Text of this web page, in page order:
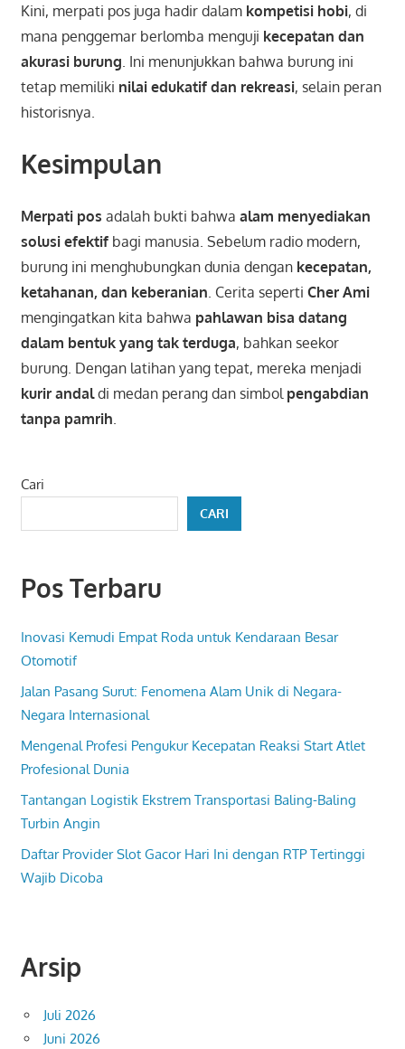
Kini, merpati pos juga hadir dalam kompetisi hobi, di
mana penggemar berlomba menguji kecepatan dan
akurasi burung . Ini menunjukkan bahwa burung ini
tetap memiliki nilai edukatif dan rekreasi, selain peran
historisnya.
Kesimpulan
Merpati pos adalah bukti bahwa alam menyediakan
solusi efektifbagi manusia. Sebelum radio modern,
burung ini menghubungkan dunia dengan kecepatan,
ketahanan, dan keberanian . Cerita seperti Cher Ami
mengingatkan kita bahwa pahlawan bisa datang
dalam bentuk yang tak terduga, bahkan seekor
burung. Dengan latihan yang tepat, mereka menjadi
kurir andaldi medan perang dan simbol pengabdian
tanpa pamrih
Cari
CARI
Pos Terbaru
Inovasi Kemudi Empat Roda untuk Kendaraan Besar
Otomotif
Jalan Pasang Surut: Fenomena Alam Unik di Negara-
Negara Internasional
Mengenal Profesi Pengukur Kecepatan Reaksi Start Atlet
Profesional Dunia
Tantangan Logistik Ekstrem Transportasi Baling-Baling
Turbin Angin
Daftar Provider Slot Gacor Hari Ini dengan RTP Tertinggi
Wajib Dicoba
Arsip
Juli 2026
Juni 2026